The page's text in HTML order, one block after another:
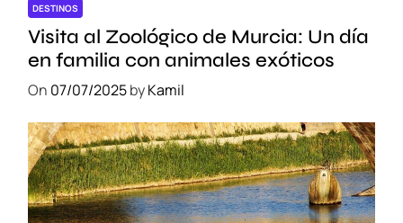
DESTINOS
Visita al Zoológico de Murcia: Un día
en familia con animales exóticos
On 07/07/2025byKamil